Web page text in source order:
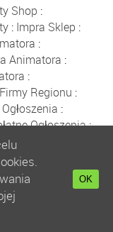
Shop :
: Impra Sklep :
:
Animatora :
:
Firmy Regionu :
Ogłoszenia :
Ogłoszenia:
:
animatora
:
:Rumia
OK